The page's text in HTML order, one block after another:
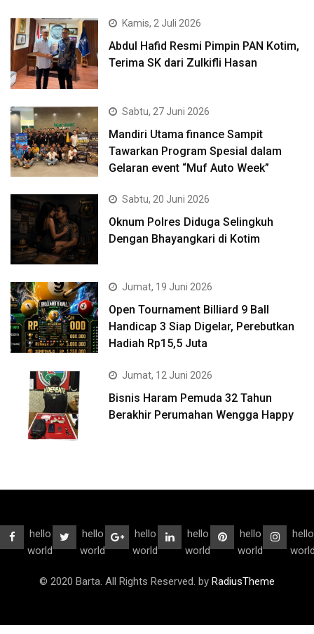
Kamis, 2 Juli 2026
Abdul Hafid Resmi Pimpin PAN Kotim,
Terima SK dari Zulkifli Hasan
Sabtu, 27 Juni 2026
Mandiri Utama finance Sampit
Tawarkan Program Spesial dalam
Gelaran event “Muf Auto Week”
Sabtu, 20 Juni 2026
Oknum Polres Diduga Selingkuh
Dengan Bhayangkari di Kotim
Jumat, 19 Juni 2026
Open Tournament Billiard 9 Ball
Handicap 3 Siap Digelar, Perebutkan
Hadiah Rp15,5 Juta
Jumat, 12 Juni 2026
Bisnis Haram Pemuda 32 Tahun
Berakhir Perumahan Wengga Happy
hello
world
hello
world
hello
world
hello
world
hello
world
hello
© 2020 Barta. All Rights Reserved. by RadiusTheme